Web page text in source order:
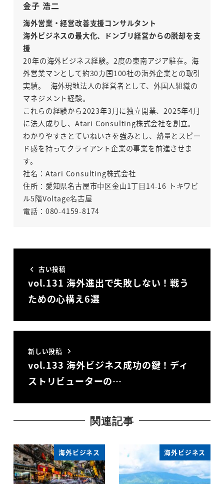
金子 浩二
海外営業・経営改善支援コンサルタント
海外ビジネスの最大化、ドンブリ経営からの脱却を支
援
20年の海外ビジネス経験。2度の東南アジア駐在。海
外営業マンとして約30カ国100社の海外企業との取引
実績。 海外現地法人の経営者として、外国人組織の
マネジメント経験。
これらの経験から2023年3月に独立開業、2025年4月
に法人成りし、Atari Consulting株式会社を創立。
わかりやすさとていねいさを強みとし、熱量とスピー
ド感を持ってクライアント企業の事業を前進させま
す。
社名：Atari Consulting株式会社
住所：愛知県名古屋市中区金山1丁目14-16 トキワビ
ル5階Voltage名古屋
電話：080-4159-8174
古い投稿
vol.131 海外進出で失敗しない！戦う
ための心構え6選
新しい投稿
vol.133 海外ビジネス成功の鍵！ディ
ストリビューターの…
関連記事
海外ビジネス 海外ビジネス